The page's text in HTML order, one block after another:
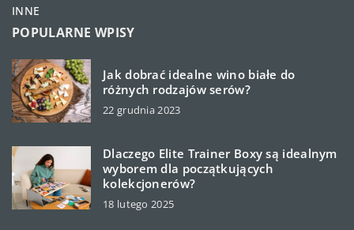
INNE
POPULARNE WPISY
Jak dobrać idealne wino białe do
różnych rodzajów serów?
22 grudnia 2023
Dlaczego Elite Trainer Boxy są idealnym
wyborem dla początkujących
kolekcjonerów?
18 lutego 2025